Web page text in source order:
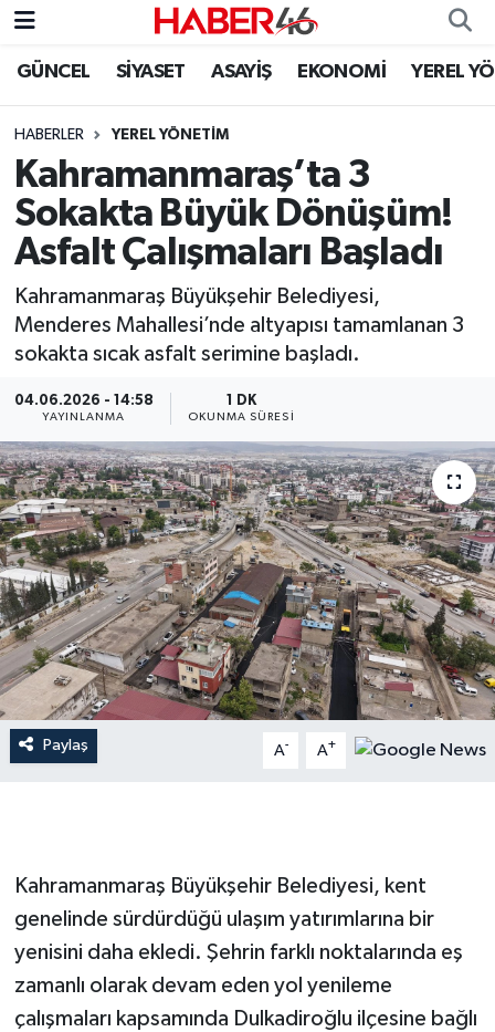
GÜNCEL SİYASET ASAYİŞ EKONOMİ YEREL
HABERLER YEREL YÖNETİM
Kahramanmaraş’ta 3
Sokakta Büyük Dönüşüm!
Asfalt Çalışmaları Başladı
Kahramanmaraş Büyükşehir Belediyesi,
Menderes Mahallesi’nde altyapısı tamamlanan 3
sokakta sıcak asfalt serimine başladı.
04.06.2026 - 14:58
YAYINLANMA
1 DK
OKUNMA SÜRESI
Paylaş A- A+
Kahramanmaraş Büyükşehir Belediyesi, kent
genelinde sürdürdüğü ulaşım yatırımlarına bir
yenisini daha ekledi. Şehrin farklı noktalarında eş
zamanlı olarak devam eden yol yenileme
çalışmaları kapsamında Dulkadiroğlu ilçesine bağlı
GÜNCEL
SİYASET
EKONOMİ
SPOR
YAŞAM
TEKNOLOJİ
SAĞLIK
EĞİTİM
İLÇE HABERLERİ
KÜLTÜR-SANAT
KSÜ
DÜNYA
ROPORTAJ
YEREL YÖNETİM
MEDYA
Nöbetçi Eczaneler
Hava Durumu
Kahramanmaraş Namaz Vakitleri
Trafik Durumu
Süper Lig Puan Durumu ve Fikstür
Tüm Manşetler
Son Dakika Haberleri
Haber Arşivi